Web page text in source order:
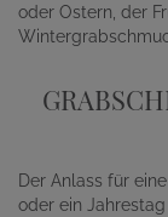
oder Ostern, der
Der Anlass für
oder ein